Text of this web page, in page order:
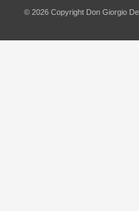
© 2026 Copyright Don Giorgio